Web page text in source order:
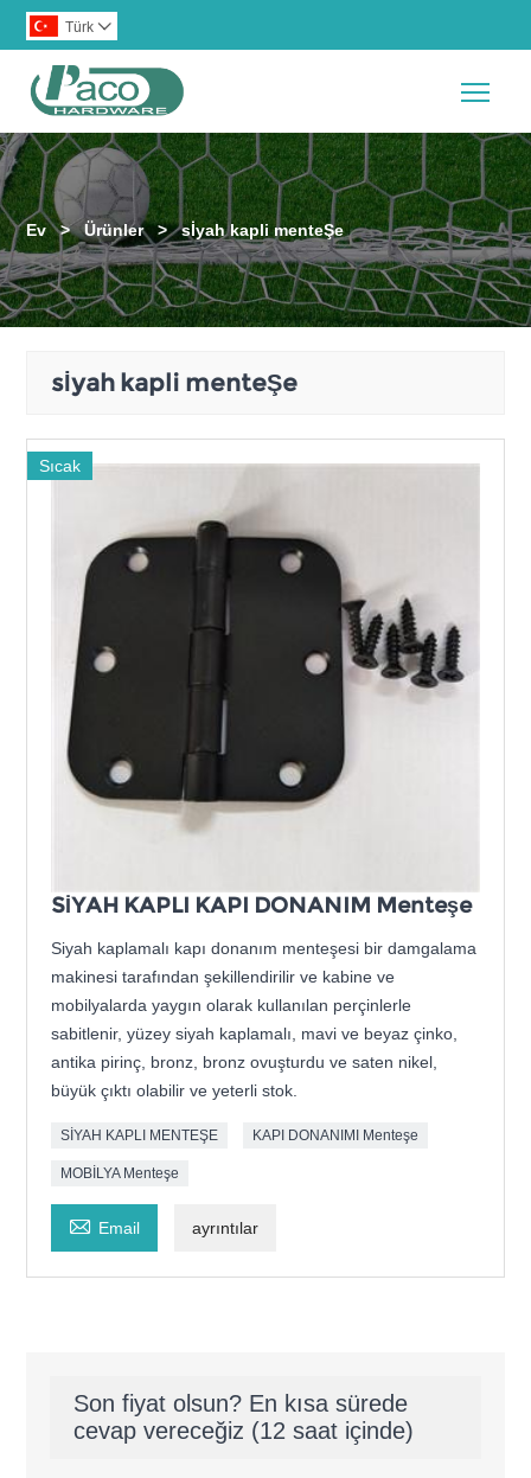
Türk 
Ev > Ürünler > sİyah kapli menteŞe
sİyah kapli menteŞe
Sıcak
SİYAH KAPLI KAPI DONANIM Menteşe
Siyah kaplamalı kapı donanım menteşesi bir damgalama
makinesi tarafından şekillendirilir ve kabine ve
mobilyalarda yaygın olarak kullanılan perçinlerle
sabitlenir, yüzey siyah kaplamalı, mavi ve beyaz çinko,
antika pirinç, bronz, bronz ovuşturdu ve saten nikel,
büyük çıktı olabilir ve yeterli stok.
SİYAH KAPLI MENTEŞE KAPI DONANIMI Menteşe
MOBİLYA Menteşe
 Email ayrıntılar
Son fiyat olsun? En kısa sürede
cevap vereceğiz (12 saat içinde)